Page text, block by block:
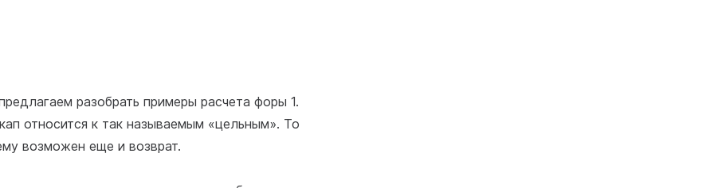
разобрать примеры расчета форы 1.
относится к так называемым «цельным». То
возможен еще и возврат.